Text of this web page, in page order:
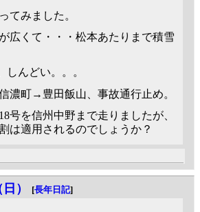
てみました。
広くて・・・松本あたりまで積雪
しんどい。。。
濃町→豊田飯山、事故通行止め。
号を信州中野まで走りましたが、
は適用されるのでしょうか？
） [長年日記]